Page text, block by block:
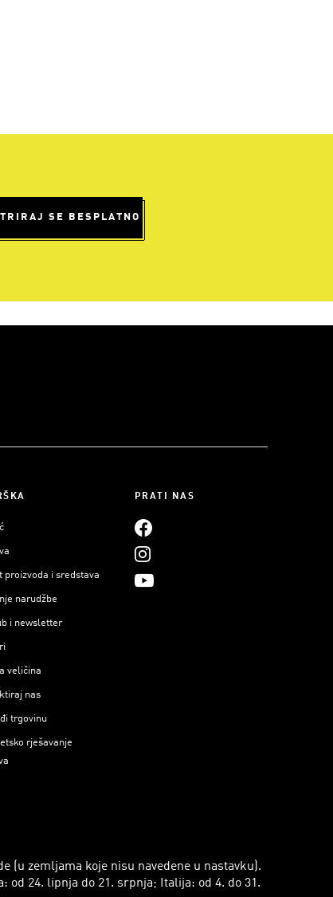
SE BESPLATNO
proizvoda i sredstava
narudžbe
i newsletter
veličina
nas
trgovinu
rješavanje
PRATI NAS
(u zemljama koje nisu navedene u nastavku).
24. lipnja do 21. srpnja; Italija: od 4. do 31.